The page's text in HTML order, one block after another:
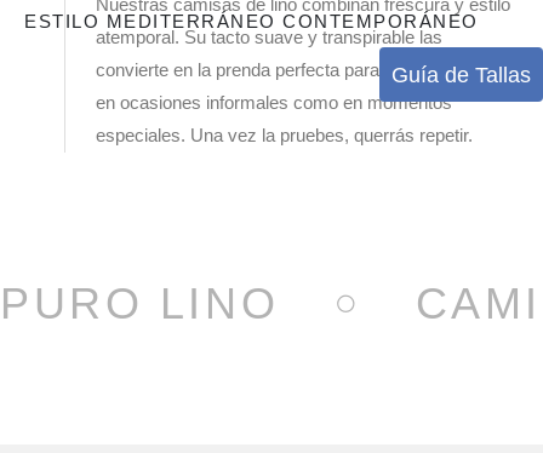
ESTILO MEDITERRÁNEO CONTEMPORÁNEO
Nuestras camisas de lino combinan frescura y estilo
atemporal. Su tacto suave y transpirable las
convierte en la prenda perfecta para el día a día, tanto
en ocasiones informales como en momentos
especiales. Una vez la pruebes, querrás repetir.
PURO LINO
Guía de Tallas